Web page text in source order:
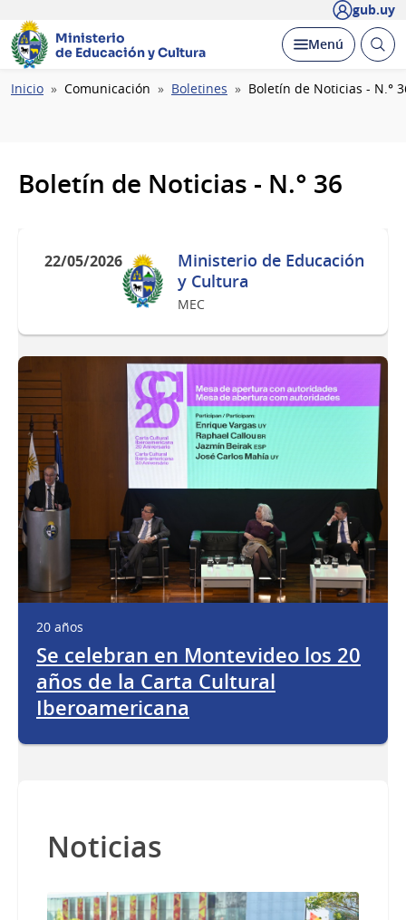
gub.uy
Ministerio
de Educación y Cultura
Desplegar
Menú Abrir
Ruta
Inicio Comunicación Boletines Boletín de Noticias - N.°
Boletín de Noticias - N.° 36
22/05/2026
Ministerio de Educación
y Cultura
MEC
20 años
Se celebran en Montevideo los 20
años de la Carta Cultural
Iberoamericana
Noticias